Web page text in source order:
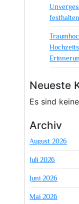
festhalten
Neueste
Es sind
Archiv
August 2026
Juli 2026
Juni 2026
Mai 2026